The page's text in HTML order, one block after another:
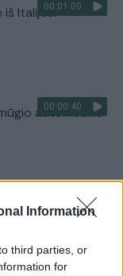
Information
third parties, or
for
00:01:00
iš Italijos:
00:00:40
automobilis
00:01:05
įkaito iki 33